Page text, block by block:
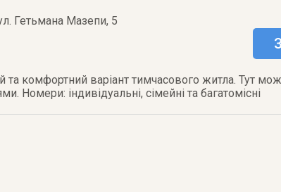
Гетьмана Мазепи, 5
та комфортний варіант тимчасового житла. Тут
Номери: індивідуальні, сімейні та багатомісні